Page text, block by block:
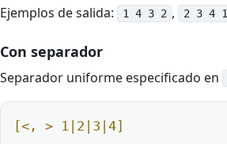
Ejemplos de salida: 1 4 3 2 , 2 3 4 1
Con separador
Separador uniforme especificado en
[<, > 1|2|3|4]